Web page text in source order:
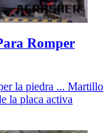
Romper
la piedra ... Martillo
la placa activa